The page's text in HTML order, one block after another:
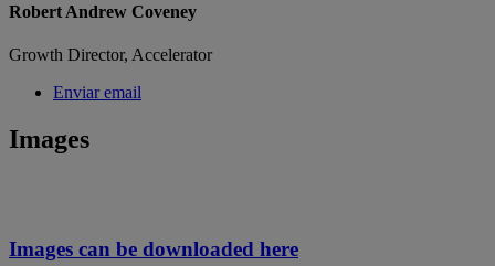
Robert Andrew Coveney
Growth Director, Accelerator
Enviar email
Images
Images can be downloaded here